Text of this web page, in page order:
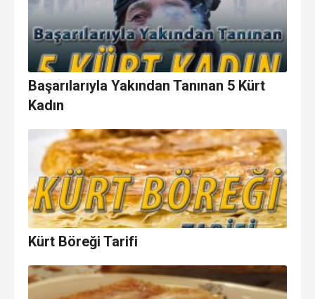
Başarılarıyla Yakından Tanınan 5 Kürt
Kadın
Kürt Böreği Tarifi